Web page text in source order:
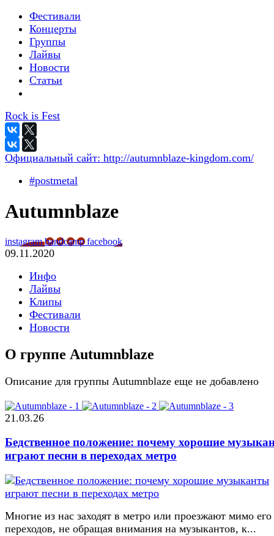
Фестивали
Концерты
Группы
Лайвы
Новости
Статьи
Rock is Fest
Официальный сайт: http://autumnblaze-kingdom.com/
#postmetal
Autumnblaze
instagrambandcampfacebook
09.11.2020
Инфо
Лайвы
Клипы
Фестивали
Новости
О группе Autumnblaze
Описание для группы Autumnblaze еще не добавлено
21.03.26
Бедственное положение: почему хорошие
играют песни в переходах метро
Многие из нас заходят в метро или проезжают мимо его
переходов, не обращая внимания на музыкантов, к...